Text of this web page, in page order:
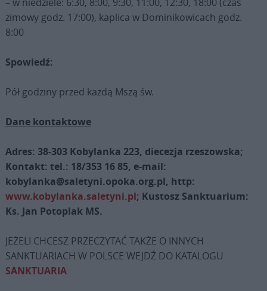
zimowy godz. 17:00), kaplica w Dominikowicach godz.
8:00
Spowiedź:
Pół godziny przed każdą Mszą św.
Dane kontaktowe
Adres: 38-303 Kobylanka 223, diecezja rzeszowska;
Kontakt: tel.: 18/353 16 85, e-mail:
kobylanka@saletyni.opoka.org.pl, http:
www.kobylanka.saletyni.pl; Kustosz Sanktuarium:
Ks. Jan Potoplak MS.
JEŻELI CHCESZ PRZECZYTAĆ TAKŻE O INNYCH
SANKTUARIACH W POLSCE WEJDŹ DO KATALOGU
SANKTUARIA